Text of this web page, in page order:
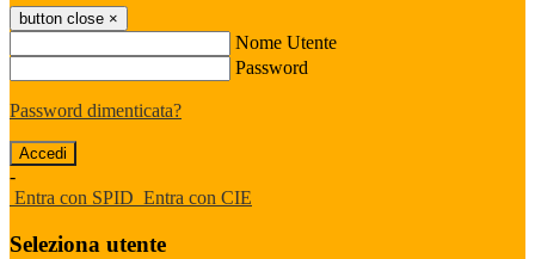
button close ×
Nome Utente
Password
Password dimenticata?
-
Entra con SPID Entra con CIE
Seleziona utente